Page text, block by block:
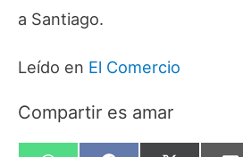
a Santiago.
Leído en El Comercio
Compartir es amar